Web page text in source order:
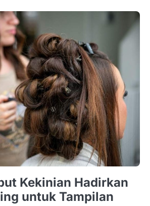
Kekinian Hadirkan
untuk Tampilan